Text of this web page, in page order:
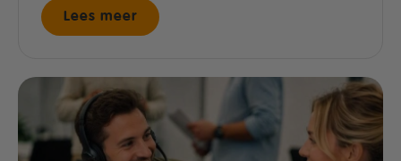
Lees meer